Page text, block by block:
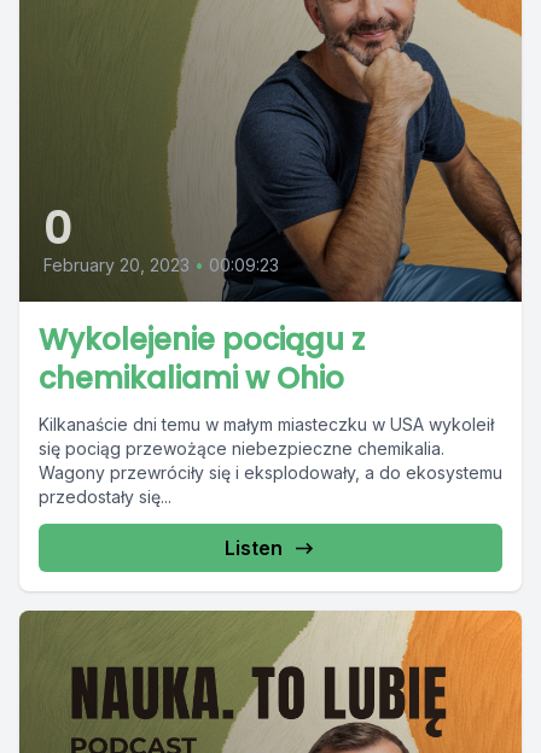
0
February 20, 2023 • 00:09:23
Wykolejenie pociągu z
chemikaliami w Ohio
Kilkanaście dni temu w małym miasteczku w USA wykoleił
się pociąg przewożące niebezpieczne chemikalia.
Wagony przewróciły się i eksplodowały, a do ekosystemu
przedostały się...
Listen